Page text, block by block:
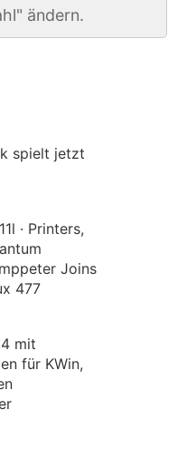
ändern.
spielt jetzt
· Printers,
Joins
477
mit
für KWin,